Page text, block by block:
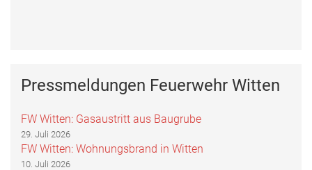
Pressmeldungen Feuerwehr Witten
FW Witten: Gasaustritt aus Baugrube
29. Juli 2026
FW Witten: Wohnungsbrand in Witten
10. Juli 2026